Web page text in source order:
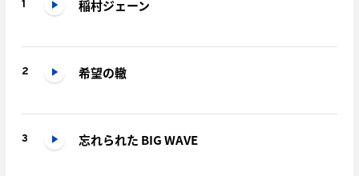
1 稲村ジェーン
2 希望の轍
3 忘れられた BIG WAVE